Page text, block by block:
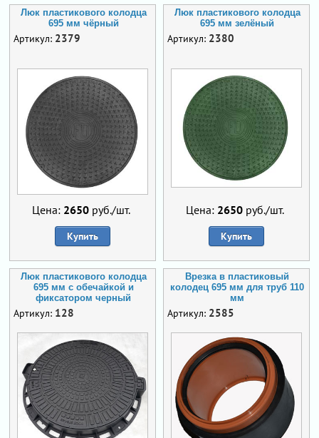
Люк пластикового колодца
695 мм чёрный
Артикул: 2379
Цена: 2650руб./шт.
Купить
Люк пластикового колодца
695 мм зелёный
Артикул: 2380
Цена: 2650руб./шт.
Купить
Люк пластикового колодца
695 мм с обечайкой и
фиксатором черный
Артикул: 128
Врезка в пластиковый
колодец 695 мм для труб 110
мм
Артикул: 2585